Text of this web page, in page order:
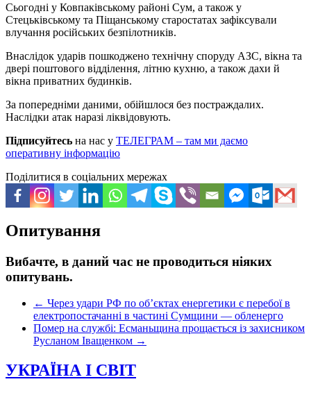
Сьогодні у Ковпаківському районі Сум, а також у
Стецьківському та Піщанському старостатах зафіксували
влучання російських безпілотників.
Внаслідок ударів пошкоджено технічну споруду АЗС, вікна та
двері поштового відділення, літню кухню, а також дахи й
вікна приватних будинків.
За попередніми даними, обійшлося без постраждалих.
Наслідки атак наразі ліквідовують.
Підписуйтесь на нас у ТЕЛЕГРАМ – там ми даємо
оперативну інформацію
Поділитися в соціальних мережах
Опитування
Вибачте, в даний час не проводиться ніяких
опитувань.
← Через удари РФ по об’єктах енергетики є перебої в
електропостачанні в частині Сумщини — обленерго
Помер на службі: Есманьщина прощається із захисником
Русланом Іващенком →
УКРАЇНА І СВІТ